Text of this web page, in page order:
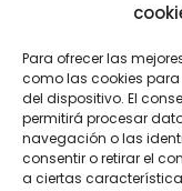
Para ofrecer las
como las cookies
del dispositivo. El
permitirá procesar
navegación o las
consentir o retirar el
a ciertas